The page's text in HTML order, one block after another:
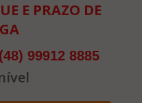
E PRAZO DE
99912 8885